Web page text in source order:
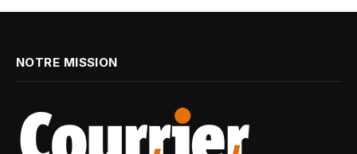
NOTRE MISSION